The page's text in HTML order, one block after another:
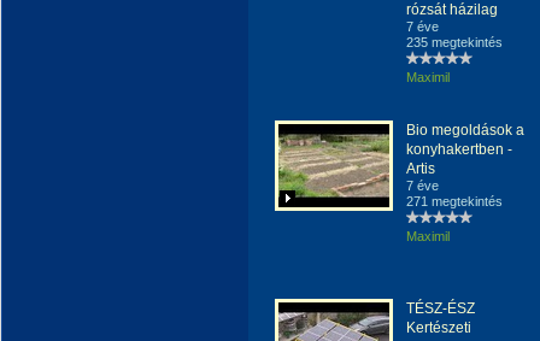
rózsát házilag
7 éve
235 megtekintés
Maximil
Bio megoldások a
konyhakertben -
Artis
7 éve
271 megtekintés
Maximil
TÉSZ-ÉSZ
Kertészeti